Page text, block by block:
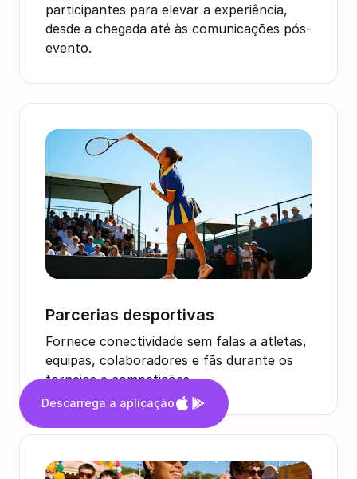
participantes para elevar a experiência,
desde a chegada até às comunicações pós-
evento.
Parcerias desportivas
Fornece conectividade sem falas a atletas,
equipas, colaboradores e fãs durante os
torneios e competições.
Descarrega a aplicação